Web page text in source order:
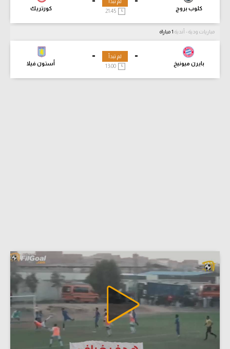
كلوب بروج كورتريك 21:45
مباريات ودية - أندية
-
بايرن ميونيخ
-
أستون فيلا
لم تبدأ
13:00